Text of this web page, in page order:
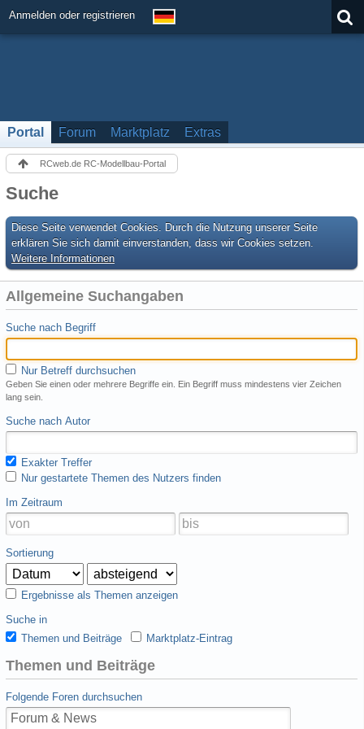
Anmelden oder registrieren
Portal Forum Marktplatz Extras
RCweb.de RC-Modellbau-Portal
Suche
Diese Seite verwendet Cookies. Durch die Nutzung unserer Seite
erklären Sie sich damit einverstanden, dass wir Cookies setzen.
Weitere Informationen
Allgemeine Suchangaben
Suche nach Begriff
Nur Betreff durchsuchen
Geben Sie einen oder mehrere Begriffe ein. Ein Begriff muss mindestens vier Zeichen
lang sein.
Suche nach Autor
Exakter Treffer
Nur gestartete Themen des Nutzers finden
Im Zeitraum
Sortierung
Ergebnisse als Themen anzeigen
Suche in
Themen und Beiträge
Marktplatz-Eintrag
Themen und Beiträge
Folgende Foren durchsuchen